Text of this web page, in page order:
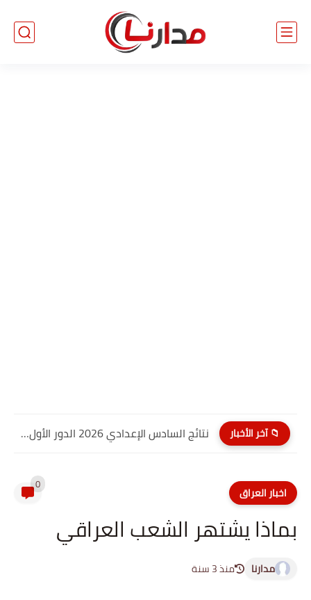
📁 آخر الأخبار نتائج السادس الإعدادي 2026 الدور الأول PDF كربلاء المقدسة| موقع...
اخبار العراق 0
بماذا يشتهر الشعب العراقي
مدارنا منذ 3 سنة